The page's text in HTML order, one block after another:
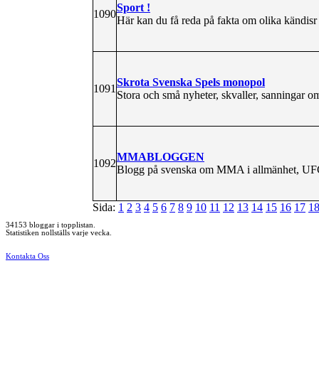
1090
Sport !
Här kan du få reda på fakta om olika
1091
Skrota Svenska Spels monopol
Stora och små nyheter, skvaller, sanningar
1092
MMABLOGGEN
Blogg på svenska om MMA i allmänhet,
Sida: 1 2 3 4 5 6 7 8 9 10 11 12 13 14 15 16 17 18
34153 bloggar i topplistan.
Statistiken nollställs varje vecka.
Kontakta Oss